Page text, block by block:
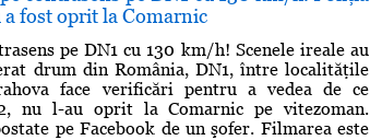
a fost oprit la Comarnic
pe DN1 cu 130 km/h! Scenele ireale au
drum din România, DN1, între localităţile
face verificări pentru a vedea de ce
nu l-au oprit la Comarnic pe vitezoman.
pe Facebook de un şofer. Filmarea este